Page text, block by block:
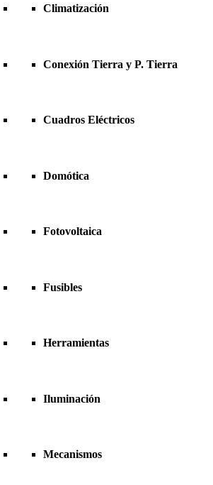
Climatización
Conexión Tierra y P. Tierra
Cuadros Eléctricos
Domótica
Fotovoltaica
Fusibles
Herramientas
Iluminación
Mecanismos